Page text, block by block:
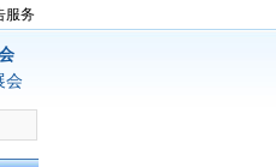
服务
会